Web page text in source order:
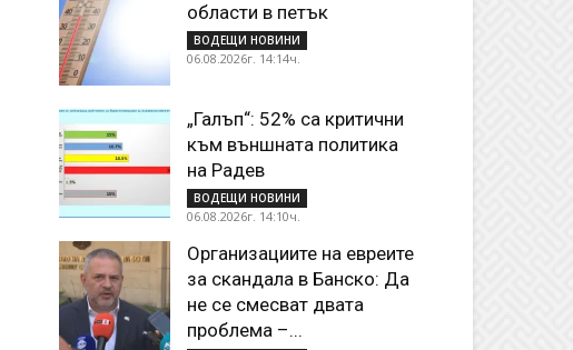
области в петък
ВОДЕЩИ НОВИНИ
06.08.2026г. 14:14ч.
„Галъп“: 52% са критични
към външната политика
на Радев
ВОДЕЩИ НОВИНИ
06.08.2026г. 14:10ч.
Организациите на евреите
за скандала в Банско: Да
не се смесват двата
проблема –...